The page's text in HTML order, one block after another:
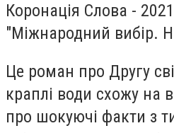
Коронація Слова -
"Міжнародний вибір.
Це роман про Другу
краплі води схожу на
про шокуючі факти з